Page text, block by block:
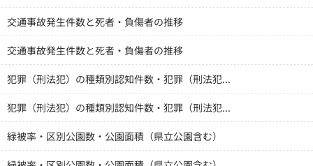
交通事故発生件数と死者・負傷者の推移
交通事故発生件数と死者・負傷者の推移
犯罪（刑法犯）の種類別認知件数・犯罪（刑法犯...
犯罪（刑法犯）の種類別認知件数・犯罪（刑法犯...
緑被率・区別公園数・公園面積（県立公園含む）